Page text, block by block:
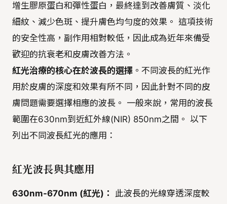
增生膠原蛋白和彈性蛋白，最終達到改善膚質、淡化
細紋、減少色斑、提升膚色均勻度的效果。 這項技術
的安全性高，副作用相對較低，因此成為近年來備受
歡迎的抗衰老和皮膚改善方法。
紅光治療的核心在於波長的選擇 。不同波長的紅光作
用於皮膚的深度和效果有所不同，因此針對不同的皮
膚問題需要選擇相應的波長。 一般來說，常用的波長
範圍在630nm到近紅外線(NIR) 850nm之間。 以下
列出不同波長紅光的應用：
紅光波長與其應用
630nm-670nm (紅光)：
此波長的光線穿透深度較